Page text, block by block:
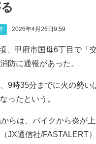
2026年4月26日9:59
、甲府市国母6丁目で「
防に通報があった。
9時35分までに火の勢い
ったという。
らは、バイクから炎が
JX通信社/FASTALERT）